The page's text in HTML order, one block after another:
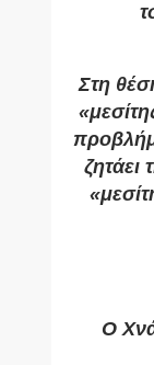
Στη
ζητάει
Ο